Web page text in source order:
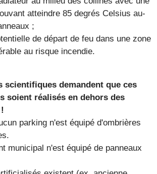
atteindre 85 degrés Celsius au-
;
de départ de feu dans une zone
au risque incendie.
scientifiques demandent que ces
soient réalisés en dehors des
parking n'est équipé d'ombrières
municipal n'est équipé de panneaux